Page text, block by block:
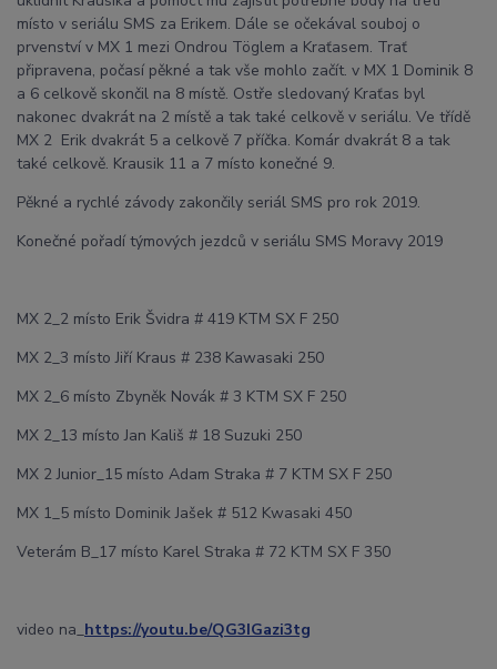
místo v seriálu SMS za Erikem. Dále se očekával souboj o
prvenství v MX 1 mezi Ondrou Töglem a Kraťasem. Trať
připravena, počasí pěkné a tak vše mohlo začít. v MX 1 Dominik 8
a 6 celkově skončil na 8 místě. Ostře sledovaný Kraťas byl
nakonec dvakrát na 2 místě a tak také celkově v seriálu. Ve třídě
MX 2 Erik dvakrát 5 a celkově 7 příčka. Komár dvakrát 8 a tak
také celkově. Krausik 11 a 7 místo konečné 9.
Pěkné a rychlé závody zakončily seriál SMS pro rok 2019.
Konečné pořadí týmových jezdců v seriálu SMS Moravy 2019
MX 2_2 místo Erik Švidra # 419 KTM SX F 250
MX 2_3 místo Jiří Kraus # 238 Kawasaki 250
MX 2_6 místo Zbyněk Novák # 3 KTM SX F 250
MX 2_13 místo Jan Kališ # 18 Suzuki 250
MX 2 Junior_15 místo Adam Straka # 7 KTM SX F 250
MX 1_5 místo Dominik Jašek # 512 Kwasaki 450
Veterám B_17 místo Karel Straka # 72 KTM SX F 350
video na_https://youtu.be/QG3IGazi3tg